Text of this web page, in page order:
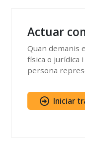
Actuar
Quan demanis
física o jurídica
persona
Iniciar